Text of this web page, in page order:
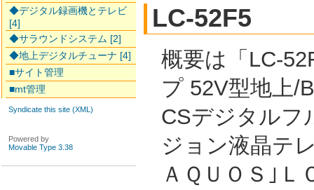
LC-52F5
概要は「LC-
プ 52V型地上/
CSデジタルフ
ジョン液晶テ
ＡＱＵＯＳ｣Ｌ
◆デジタル録画機とテレビ
[4]
◆サラウンドシステム [2]
◆地上デジタルチューナ [4]
■サイト管理
■mt管理
Syndicate this site (XML)
Powered by
Movable Type 3.38